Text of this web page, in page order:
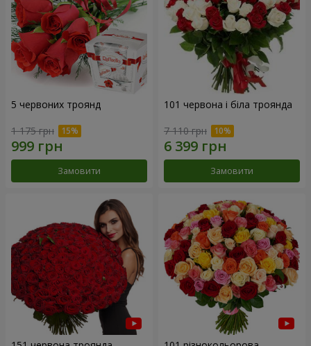
5 червоних троянд
1 175 грн
Замовити
101 червона і біла троянда
7 110 грн
Замовити